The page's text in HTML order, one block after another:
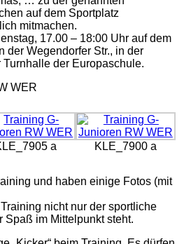
auf dem Sportplatz
mitmachen.
17.00 – 18:00 Uhr auf dem
der Wegendorfer Str., in der
der Europaschule.
a KLE_7900 a
und haben einige Fotos (mit
nicht nur der sportliche
Spaß im Mittelpunkt steht.